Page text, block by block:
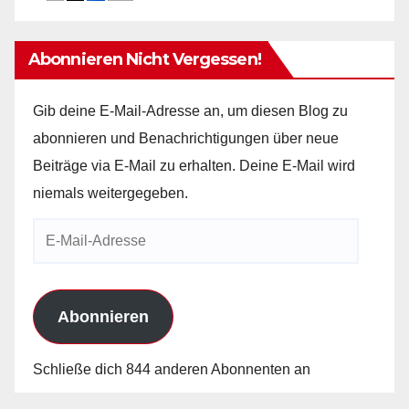
Abonnieren Nicht Vergessen!
Gib deine E-Mail-Adresse an, um diesen Blog zu
abonnieren und Benachrichtigungen über neue
Beiträge via E-Mail zu erhalten. Deine E-Mail wird
niemals weitergegeben.
Abonnieren
Schließe dich 844 anderen Abonnenten an